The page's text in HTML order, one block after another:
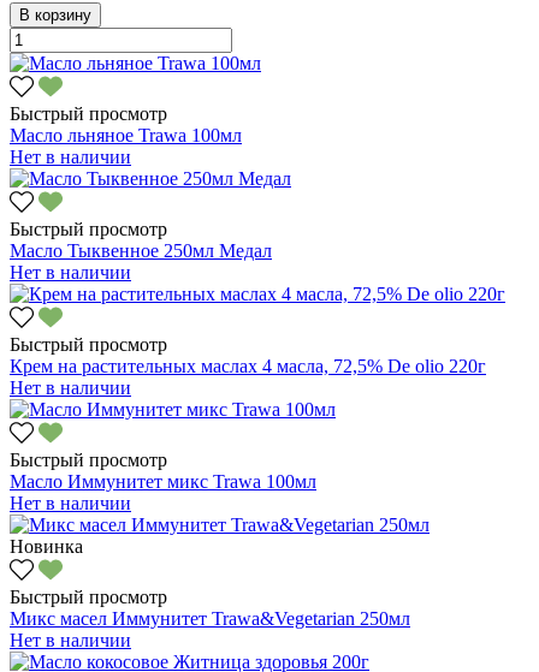
В корзину
Быстрый просмотр
Масло льняное Trawa 100мл
Нет в наличии
Быстрый просмотр
Масло Тыквенное 250мл Медал
Нет в наличии
Быстрый просмотр
Крем на растительных маслах 4 масла, 72,5% De olio 220г
Нет в наличии
Быстрый просмотр
Масло Иммунитет микс Trawa 100мл
Нет в наличии
Новинка
Быстрый просмотр
Микс масел Иммунитет Trawa&Vegetarian 250мл
Нет в наличии